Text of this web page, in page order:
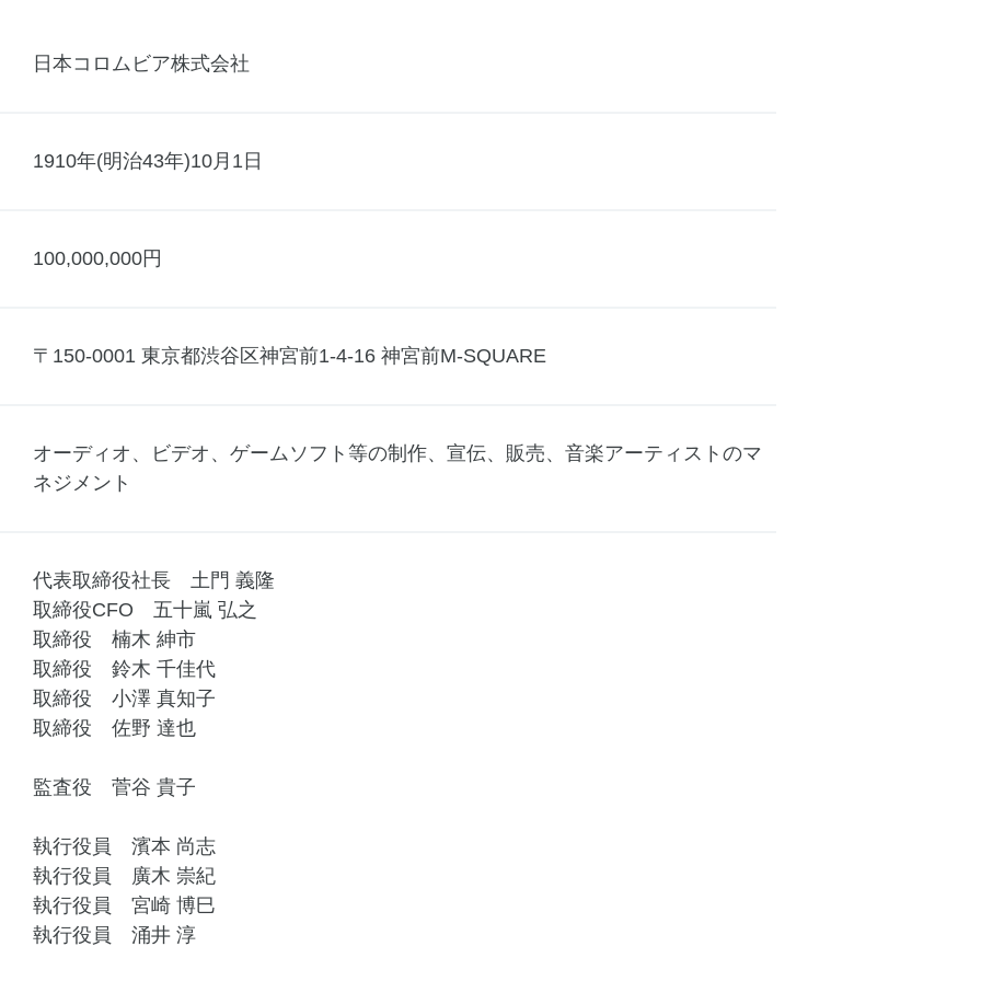
日本コロムビア株式会社
1910年(明治43年)10月1日
100,000,000円
〒150-0001 東京都渋谷区神宮前1-4-16 神宮前M-SQUARE
オーディオ、ビデオ、ゲームソフト等の制作、宣伝、販売、音楽アーティストのマ
ネジメント
代表取締役社長 土門 義隆
取締役CFO 五十嵐 弘之
取締役 楠木 紳市
取締役 鈴木 千佳代
取締役 小澤 真知子
取締役 佐野 達也
監査役 菅谷 貴子
執行役員 濱本 尚志
執行役員 廣木 崇紀
執行役員 宮崎 博巳
執行役員 涌井 淳